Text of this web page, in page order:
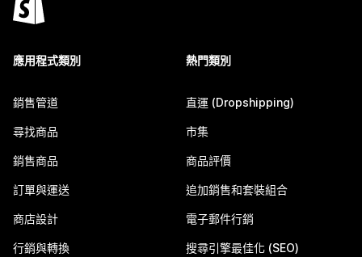
應用程式類別
銷售管道
尋找商品
銷售商品
訂單與運送
商店設計
行銷與轉換
熱門類別
直運 (Dropshipping)
市集
商品評價
追加銷售和套裝組合
電子郵件行銷
搜尋引擎最佳化 (SEO)